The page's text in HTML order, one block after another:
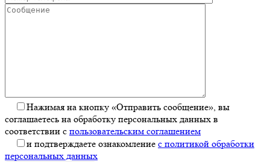
Нажимая на кнопку «Отправить сообщение», вы
соглашаетесь на обработку персональных данных в
соответствии с пользовательским соглашением
и подтверждаете ознакомление с политикой обработки
персональных данных